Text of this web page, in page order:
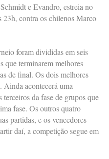
e Evandro, estreia no
contra os chilenos Marco
foram divididas em seis
que terminarem melhores
de final. Os dois melhores
Ainda acontecerá uma
da fase de grupos que
fase. Os outros quatro
partidas, e os vencedores
daí, a competição segue em